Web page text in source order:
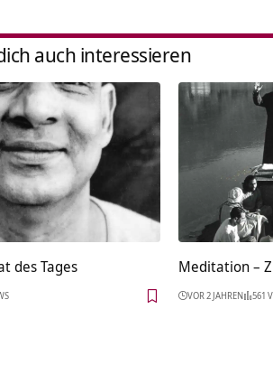
auch interessieren
des Tages Meditation –
VOR 2 JAHREN 561